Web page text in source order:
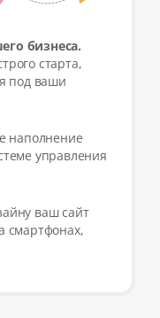
бизнеса.
старта,
под ваши
наполнение
управления
ваш сайт
смартфонах,